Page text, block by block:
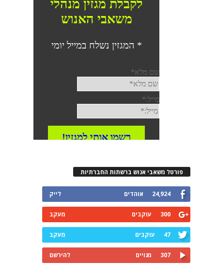
פורטל משאבי אנוש ברשתות החברתיות
24,924 אוהדים לייק
300 עוקבים מעקב
47 עוקבים מעקב
307 מנויים להירשם